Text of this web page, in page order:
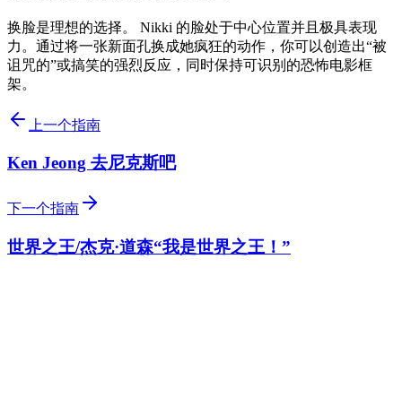
换脸是理想的选择。 Nikki 的脸处于中心位置并且极具表现
力。通过将一张新面孔换成她疯狂的动作，你可以创造出“被
诅咒的”或搞笑的强烈反应，同时保持可识别的恐怖电影框
架。
上一个指南
Ken Jeong 去尼克斯吧
下一个指南
世界之王/杰克·道森“我是世界之王！”